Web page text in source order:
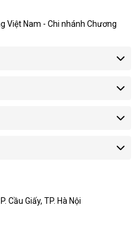
Việt Nam - Chi nhánh Chương
Cầu Giấy, TP. Hà Nội